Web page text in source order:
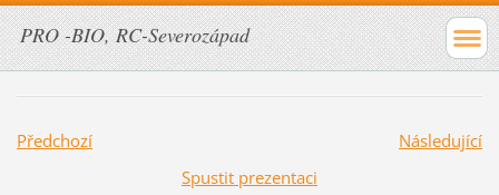
PRO -BIO, RC-Severozápad
Předchozí
Následující
Spustit prezentaci